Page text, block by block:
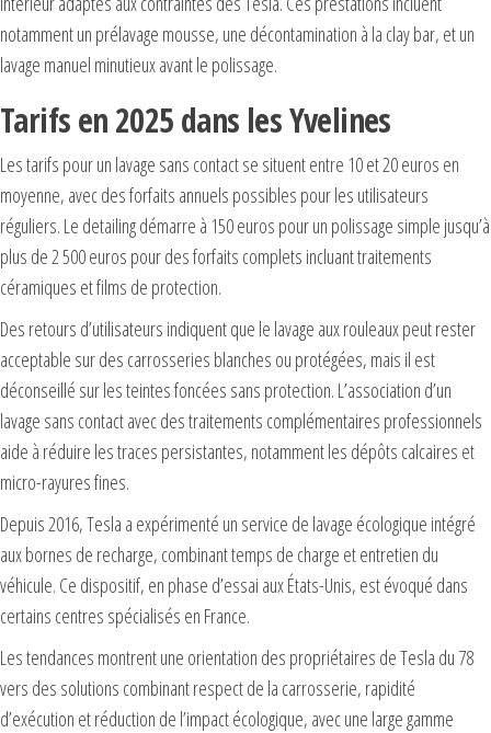
notamment un prélavage mousse, une décontamination à la clay bar, et un
lavage manuel minutieux avant le polissage.
Tarifs en 2025 dans les Yvelines
Les tarifs pour un lavage sans contact se situent entre 10 et 20 euros en
moyenne, avec des forfaits annuels possibles pour les utilisateurs
réguliers. Le detailing démarre à 150 euros pour un polissage simple jusqu’à
plus de 2 500 euros pour des forfaits complets incluant traitements
céramiques et films de protection.
Des retours d’utilisateurs indiquent que le lavage aux rouleaux peut rester
acceptable sur des carrosseries blanches ou protégées, mais il est
déconseillé sur les teintes foncées sans protection. L’association d’un
lavage sans contact avec des traitements complémentaires professionnels
aide à réduire les traces persistantes, notamment les dépôts calcaires et
micro-rayures fines.
Depuis 2016, Tesla a expérimenté un service de lavage écologique intégré
aux bornes de recharge, combinant temps de charge et entretien du
véhicule. Ce dispositif, en phase d’essai aux États-Unis, est évoqué dans
certains centres spécialisés en France.
Les tendances montrent une orientation des propriétaires de Tesla du 78
vers des solutions combinant respect de la carrosserie, rapidité
d’exécution et réduction de l’impact écologique, avec une large gamme